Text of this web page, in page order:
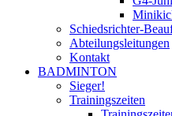
Schiedsrichter-
Abteilungsleitungen
Kontakt
BADMINTON
Sieger!
Trainingszeiten